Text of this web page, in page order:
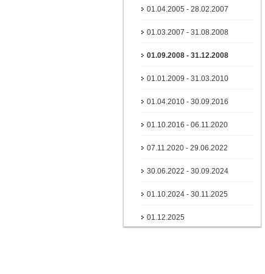
01.04.2005 - 28.02.2007
01.03.2007 - 31.08.2008
01.09.2008 - 31.12.2008
01.01.2009 - 31.03.2010
01.04.2010 - 30.09.2016
01.10.2016 - 06.11.2020
07.11.2020 - 29.06.2022
30.06.2022 - 30.09.2024
01.10.2024 - 30.11.2025
01.12.2025